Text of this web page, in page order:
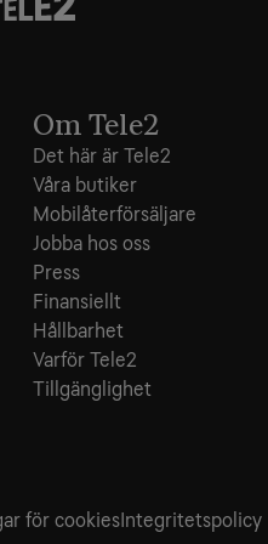
Om Tele2
Det här är Tele2
Våra butiker
Mobilåterförsäljare
Jobba hos oss
Press
Finansiellt
Hållbarhet
Varför Tele2
Tillgänglighet
för cookiesIntegritets­policy